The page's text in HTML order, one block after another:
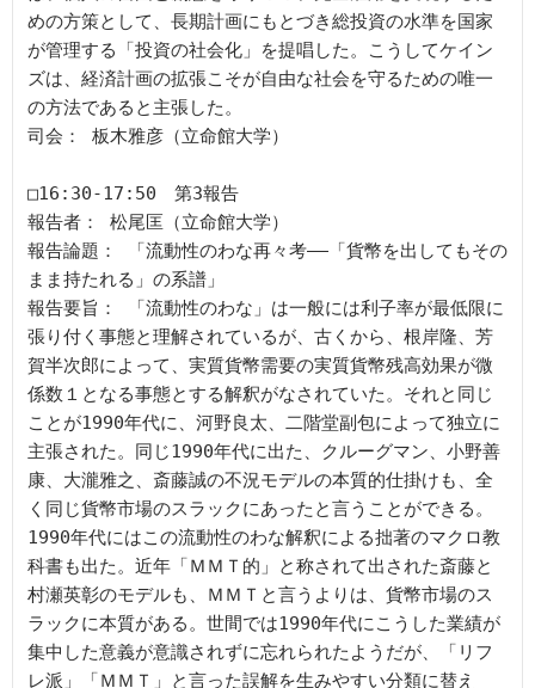
めの方策として、長期計画にもとづき総投資の水準を国家
が管理する「投資の社会化」を提唱した。こうしてケイン
ズは、経済計画の拡張こそが自由な社会を守るための唯一
の方法であると主張した。
司会： 板木雅彦（立命館大学）
□16:30-17:50　第3報告
報告者： 松尾匡（立命館大学）
報告論題： 「流動性のわな再々考——「貨幣を出してもその
まま持たれる」の系譜」
報告要旨： 「流動性のわな」は一般には利子率が最低限に
張り付く事態と理解されているが、古くから、根岸隆、芳
賀半次郎によって、実質貨幣需要の実質貨幣残高効果が微
係数１となる事態とする解釈がなされていた。それと同じ
ことが1990年代に、河野良太、二階堂副包によって独立に
主張された。同じ1990年代に出た、クルーグマン、小野善
康、大瀧雅之、斎藤誠の不況モデルの本質的仕掛けも、全
く同じ貨幣市場のスラックにあったと言うことができる。
1990年代にはこの流動性のわな解釈による拙著のマクロ教
科書も出た。近年「ＭＭＴ的」と称されて出された斎藤と
村瀬英彰のモデルも、ＭＭＴと言うよりは、貨幣市場のス
ラックに本質がある。世間では1990年代にこうした業績が
集中した意義が意識されずに忘れられたようだが、「リフ
レ派」「ＭＭＴ」と言った誤解を生みやすい分類に替え